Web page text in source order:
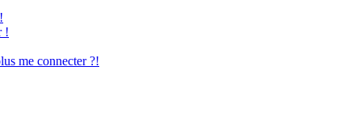
!
me connecter ?!